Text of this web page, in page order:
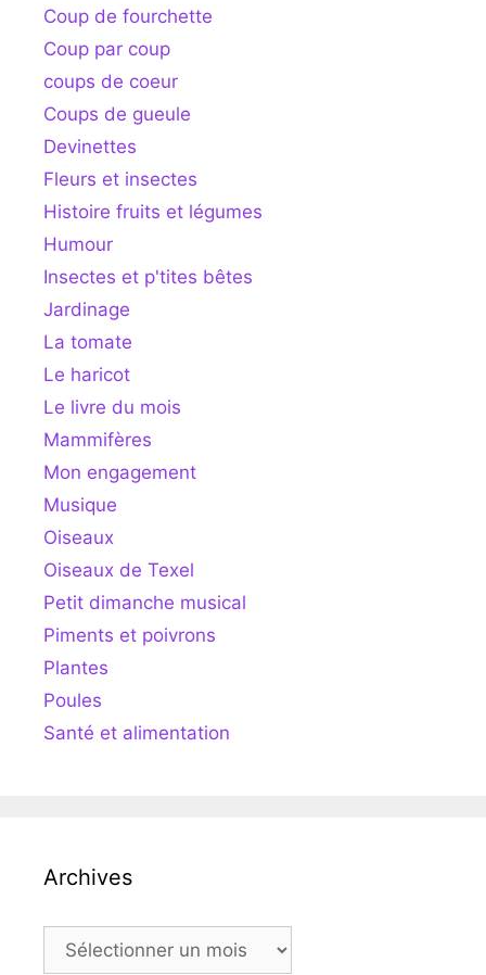
Coup de fourchette
Coup par coup
coups de coeur
Coups de gueule
Devinettes
Fleurs et insectes
Histoire fruits et légumes
Humour
Insectes et p'tites bêtes
Jardinage
La tomate
Le haricot
Le livre du mois
Mammifères
Mon engagement
Musique
Oiseaux
Oiseaux de Texel
Petit dimanche musical
Piments et poivrons
Plantes
Poules
Santé et alimentation
Archives
Archives